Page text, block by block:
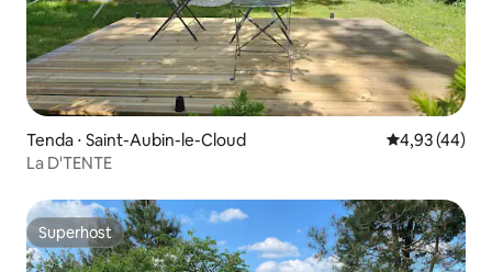
Tenda ⋅ Saint-Aubin-le-Cloud 4,93 de uma
4,93 (44)
La D'TENTE
Superhost
Superhost